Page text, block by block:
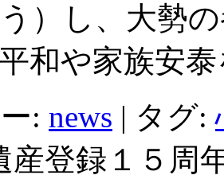
う）し、大勢
和や家族安
: news | タグ:
産登録１５周